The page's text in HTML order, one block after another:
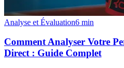
Analyse et Évaluation6 min
Comment Analyser Votre
Direct : Guide Complet